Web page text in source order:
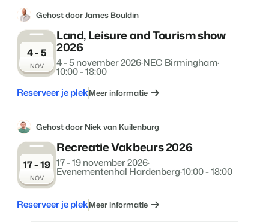
Gehost door James Bouldin
4 - 5
NOV
Land, Leisure and Tourism show
2026
4 - 5 november 2026·NEC Birmingham·
10:00 - 18:00
Reserveer je plekMeer informatie
Gehost door Niek van Kuilenburg
17 - 19
NOV
Recreatie Vakbeurs 2026
17 - 19 november 2026·
Evenementenhal Hardenberg·10:00 - 18:00
Reserveer je plekMeer informatie